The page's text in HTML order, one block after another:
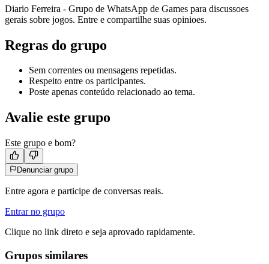
Diario Ferreira - Grupo de WhatsApp de Games para discussoes
gerais sobre jogos. Entre e compartilhe suas opinioes.
Regras do grupo
Sem correntes ou mensagens repetidas.
Respeito entre os participantes.
Poste apenas conteúdo relacionado ao tema.
Avalie este grupo
Este grupo e bom?
Denunciar grupo
Entre agora e participe de conversas reais.
Entrar no grupo
Clique no link direto e seja aprovado rapidamente.
Grupos similares